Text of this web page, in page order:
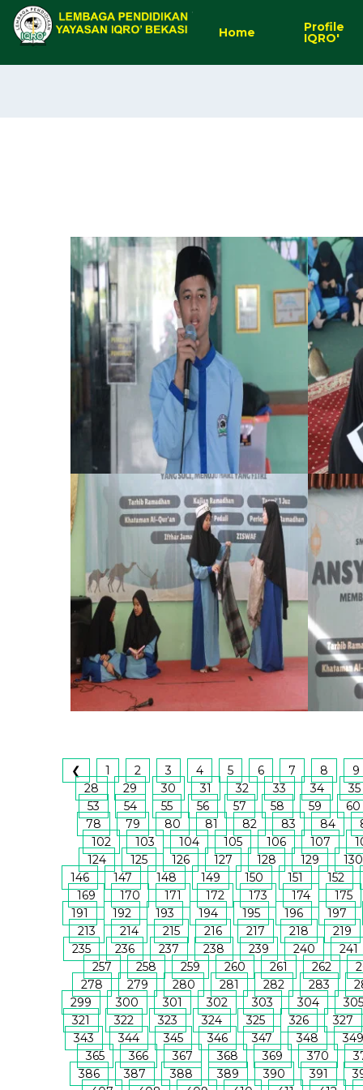
Home Profile
IQRO'
❮ 1 2 3 4 5 6 7 8
9
28
29 30 31 32 33 34
35
53
54 55 56 57 58 59
60
78
79 80 81 82 83 84
102
103 104 105 106 107
124
125 126 127 128 129
130
146
147 148 149 150 151
152
169
170 171 172 173 174
175
191
192 193 194 195 196
197
213
214 215 216 217 218
219
235
236 237 238 239 240
241
257
258 259 260 261 262
278
279 280 281 282 283
299
300 301 302 303 304
305
321
322 323 324 325 326
327
343
344 345 346 347 348
349
365
366 367 368 369 370
386
387 388 389 390 391